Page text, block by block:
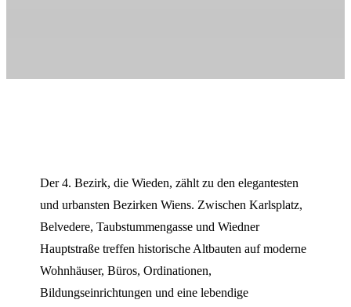
Der 4. Bezirk, die Wieden, zählt zu den elegantesten
und urbansten Bezirken Wiens. Zwischen Karlsplatz,
Belvedere, Taubstummengasse und Wiedner
Hauptstraße treffen historische Altbauten auf moderne
Wohnhäuser, Büros, Ordinationen,
Bildungseinrichtungen und eine lebendige